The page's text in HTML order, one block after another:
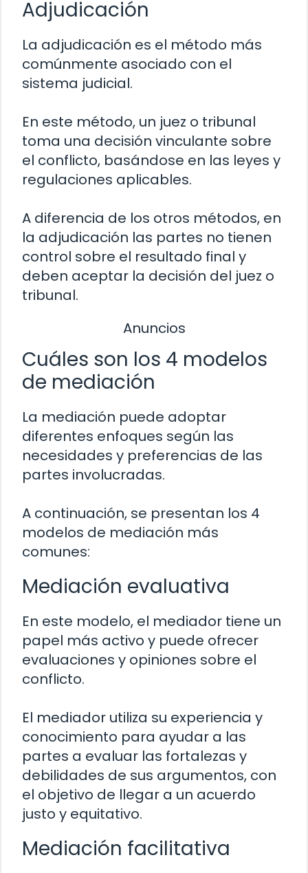
Adjudicación
La adjudicación es el método más
comúnmente asociado con el
sistema judicial.
En este método, un juez o tribunal
toma una decisión vinculante sobre
el conflicto, basándose en las leyes y
regulaciones aplicables.
A diferencia de los otros métodos, en
la adjudicación las partes no tienen
control sobre el resultado final y
deben aceptar la decisión del juez o
tribunal.
Anuncios
Cuáles son los 4 modelos
de mediación
La mediación puede adoptar
diferentes enfoques según las
necesidades y preferencias de las
partes involucradas.
A continuación, se presentan los 4
modelos de mediación más
comunes:
Mediación evaluativa
En este modelo, el mediador tiene un
papel más activo y puede ofrecer
evaluaciones y opiniones sobre el
conflicto.
El mediador utiliza su experiencia y
conocimiento para ayudar a las
partes a evaluar las fortalezas y
debilidades de sus argumentos, con
el objetivo de llegar a un acuerdo
justo y equitativo.
Mediación facilitativa